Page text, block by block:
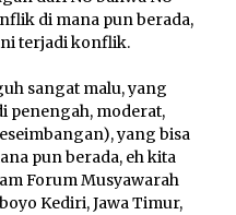
di mana pun berada,
terjadi konflik.
sangat malu, yang
penengah, moderat,
yang bisa
pun berada, eh kita
Forum Musyawarah
Kediri, Jawa Timur,